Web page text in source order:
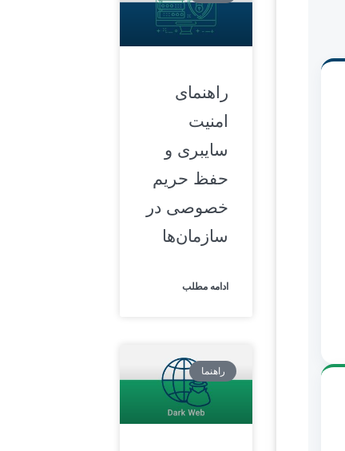
راهنمای
امنیت
سایبری و
حفظ حریم
خصوصی در
سازمان‌ها
ادامه مطلب
راهنما